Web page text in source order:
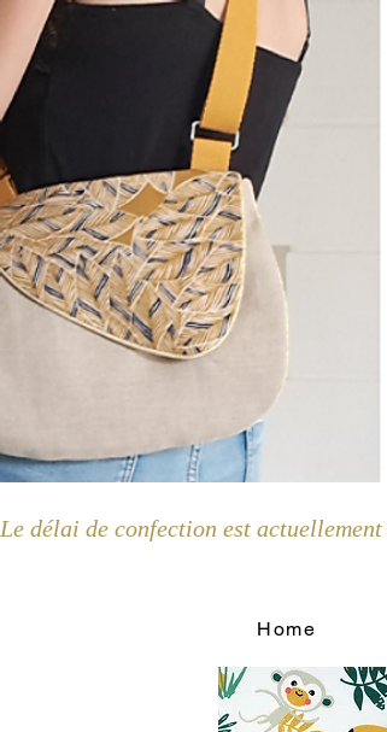
Le délai de confection est
Home